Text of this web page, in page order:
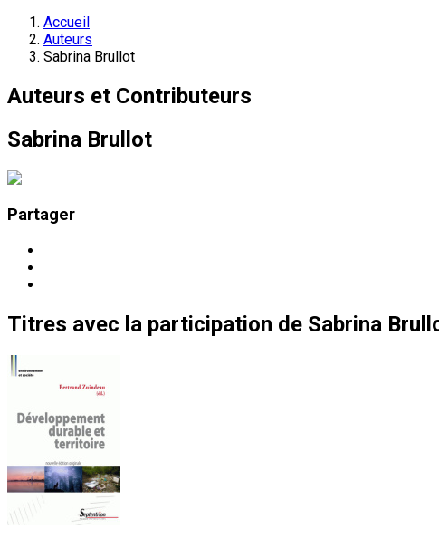
Accueil
Auteurs
Sabrina Brullot
Auteurs et Contributeurs
Sabrina Brullot
Partager
Titres avec la participation de Sabrina